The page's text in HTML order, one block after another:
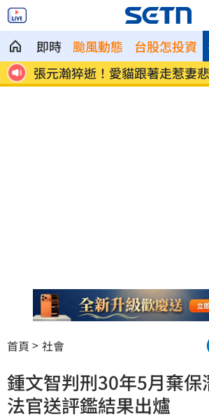
即時 颱風動態 台股怎投資
張元瀚猝逝！愛貓跟著走惹妻悲
首頁 社會
鍾文智判刑30年5月棄
法官送評鑑結果出爐